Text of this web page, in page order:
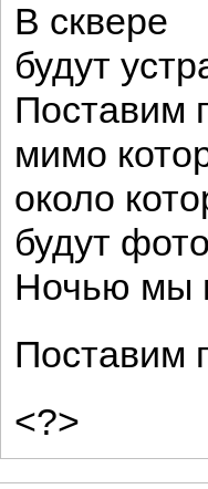
В сквере
будут
Поставим
мимо
около
будут
Ночью мы
Поставим
<?>